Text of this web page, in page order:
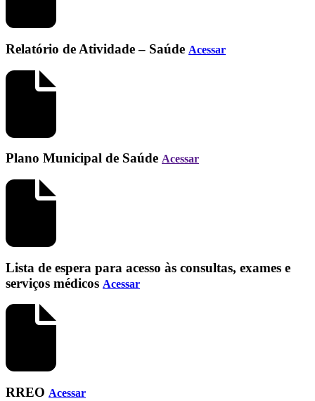
Relatório de Atividade – Saúde Acessar
Plano Municipal de Saúde Acessar
Lista de espera para acesso às consultas, exames e
serviços médicos Acessar
RREO Acessar